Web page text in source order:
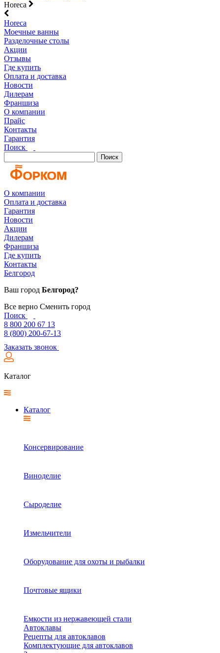
Horeca
Horeca
Моечные ванны
Разделочные столы
Акции
Отзывы
Где купить
Оплата и доставка
Новости
Дилерам
Франшиза
О компании
Прайс
Контакты
Гарантия
Поиск
Поиск
О компании
Оплата и доставка
Гарантия
Новости
Акции
Дилерам
Франшиза
Где купить
Контакты
Белгород
Ваш город Белгород?
Все верно Сменить город
Поиск
8 800 200 67 13
8 (800) 200-67-13
Заказать звонок
Каталог
Каталог
Консервирование
Виноделие
Сыроделие
Измельчители
Оборудование для охоты и рыбалки
Почтовые ящики
Емкости из нержавеющей стали
Автоклавы
Рецепты для автоклавов
Комплектующие для автоклавов